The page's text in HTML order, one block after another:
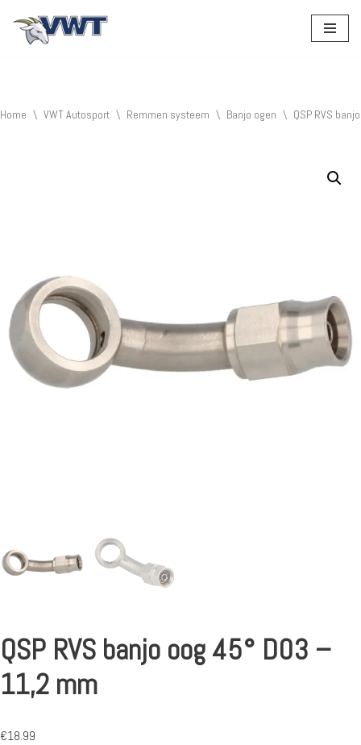
Home \ VWT Autosport \ Remmen systeem \ Banjo ogen \ QSP RVS
QSP RVS banjo oog 45° D03 –
11,2 mm
€18.99